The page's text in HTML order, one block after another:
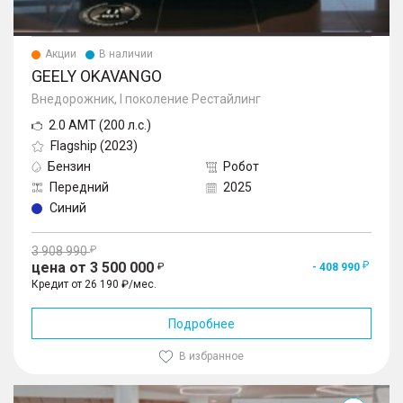
Акции В наличии
GEELY OKAVANGO
Внедорожник, I поколение Рестайлинг
2.0 AMT (200 л.с.)
Flagship (2023)
Бензин
Робот
Передний
2025
Синий
3 908 990
цена от 3 500 000
- 408 990
Кредит от 26 190 ₽/мес.
Подробнее
В избранное